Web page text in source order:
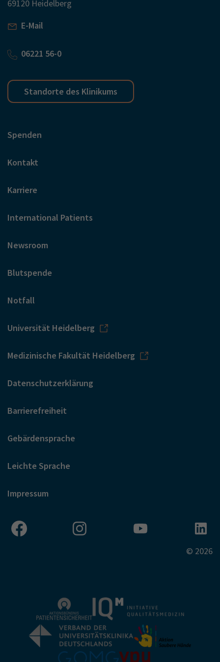
69120 Heidelberg
E-Mail
06221 56-0
Standorte des Klinikums
Spenden
Kontakt
Karriere
International Patients
Newsroom
Blutspende
Notfall
Universität Heidelberg
Medizinische Fakultät Heidelberg
Datenschutzerklärung
Barrierefreiheit
Gebärdensprache
Leichte Sprache
Impressum
© 2026